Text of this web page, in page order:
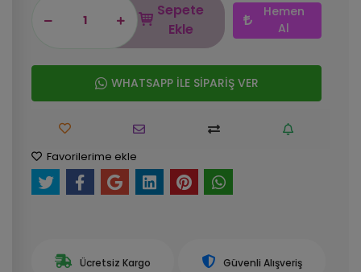
Sepete
Ekle
Hemen
Al
WHATSAPP İLE SİPARİŞ VER
Favorilerime ekle
Ücretsiz Kargo Güvenli Alışveriş